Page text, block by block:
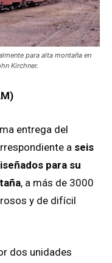
para alta montaña en
Kirchner.
entrega del
a seis
para su
, a más de 3000
y de difícil
dos unidades